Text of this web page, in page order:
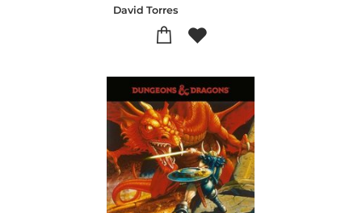
David Torres